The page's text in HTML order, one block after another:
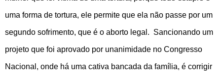
uma forma de tortura, ele permite que ela não passe por um
segundo sofrimento, que é o aborto legal. Sancionando um
projeto que foi aprovado por unanimidade no Congresso
Nacional, onde há uma cativa bancada da família, é corrigir